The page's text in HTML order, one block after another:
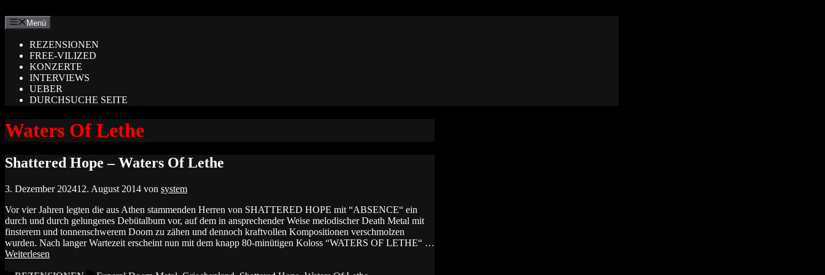
Inhalt
springen
Menü
REZENSIONEN
FREE-VILIZED
KONZERTE
INTERVIEWS
UEBER
DURCHSUCHE SEITE
Waters Of Lethe
Shattered Hope – Waters Of Lethe
3. Dezember 202412. August 2014 von system
Vor vier Jahren legten die aus Athen stammenden Herren von SHATTERED HOPE mit “ABSENCE“ ein
durch und durch gelungenes Debütalbum vor, auf dem in ansprechender Weise melodischer Death Metal mit
finsterem und tonnenschwerem Doom zu zähen und dennoch kraftvollen Kompositionen verschmolzen
wurden. Nach langer Wartezeit erscheint nun mit dem knapp 80-minütigen Koloss “WATERS OF LETHE“ …
Weiterlesen